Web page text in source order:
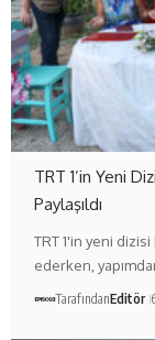
TRT 1’in Yeni
Paylaşıldı
TRT 1'in yeni
ederken,
TarafındanEditör